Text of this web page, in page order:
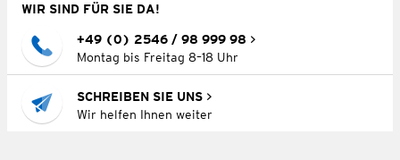
WIR SIND FÜR SIE DA!
+49 (0) 2546 / 98 999 98
Montag bis Freitag 8–18 Uhr
SCHREIBEN SIE UNS
Wir helfen Ihnen weiter